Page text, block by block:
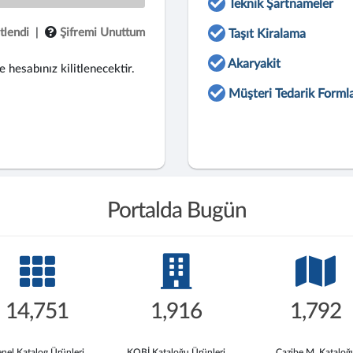
Şifremi Unuttum
hesabınız kilitlenecektir.
Teknik Şartnameler
Taşıt Kiralama
Akaryakit
Müşteri Tedarik
Portalda Bugün
14,751 1,916 1,792